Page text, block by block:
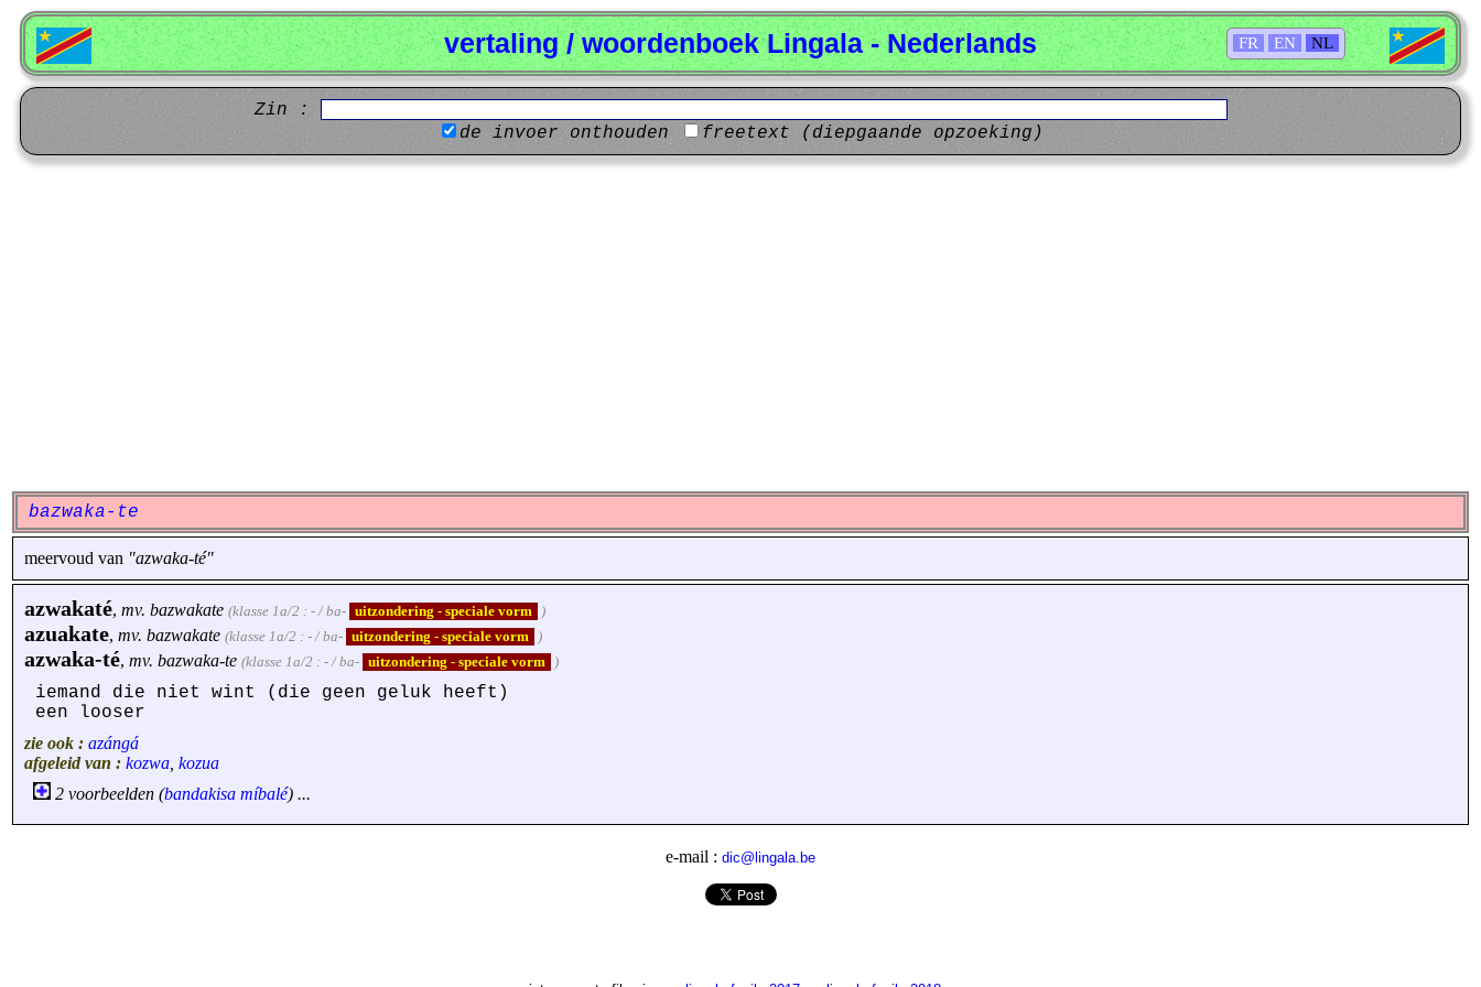
FR EN NL
vertaling / woordenboek Lingala - Nederlands
Zin :
de invoer onthouden
freetext (diepgaande opzoeking)
bazwaka-te
meervoud van "azwaka-té"
azwakaté, mv. bazwakate (klasse 1a/2 : - / ba- uitzondering - speciale vorm )
azuakate, mv. bazwakate (klasse 1a/2 : - / ba- uitzondering - speciale vorm )
azwaka-té, mv. bazwaka-te (klasse 1a/2 : - / ba- uitzondering - speciale vorm )
iemand die niet wint (die geen geluk heeft)
een looser
zie ook : azángá
afgeleid van : kozwa kozua
2 voorbeelden (bandakisa míbalé) ...
e-mail : dic@lingala.be